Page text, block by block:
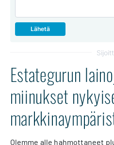
Estategurun
miinukset
Olemme alle hahmottaneet